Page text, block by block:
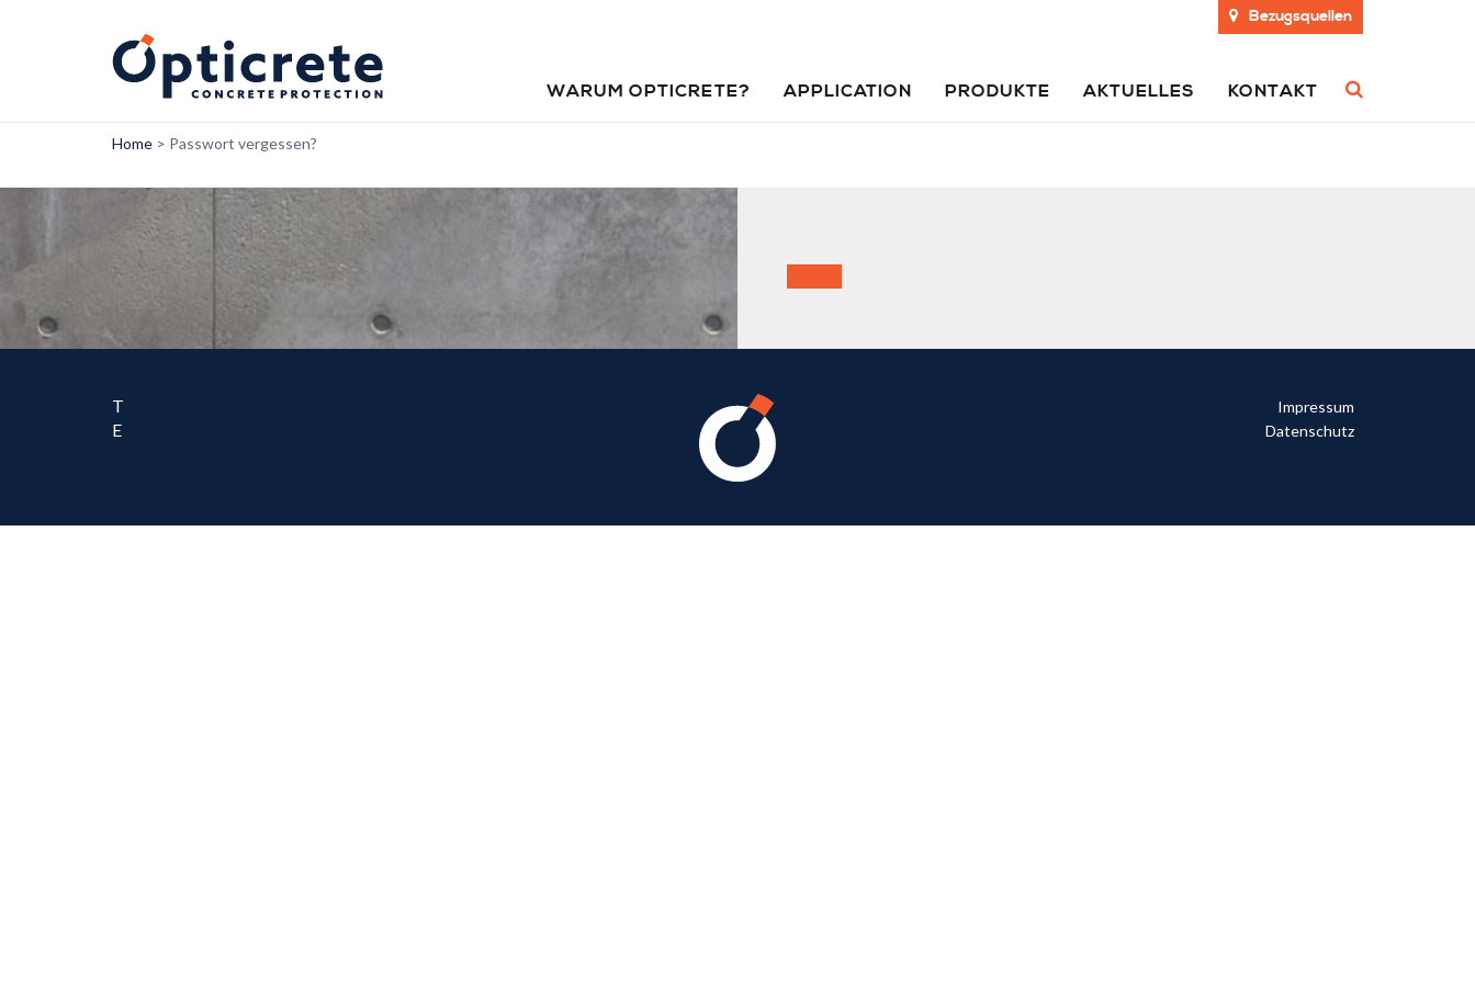
Bezugsquellen
WARUM OPTICRETE? APPLICATION PRODUKTE AKTUELLES KONTAKT
Home > Passwort vergessen?
T
E
Impressum
Datenschutz